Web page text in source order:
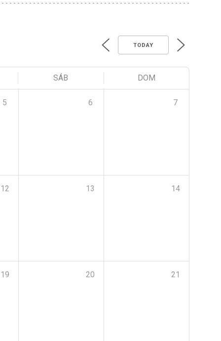
TODAY
SÁB DOM
5 6 7
12 13 14
19 20 21